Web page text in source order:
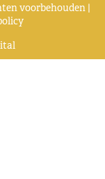
voorbehouden |